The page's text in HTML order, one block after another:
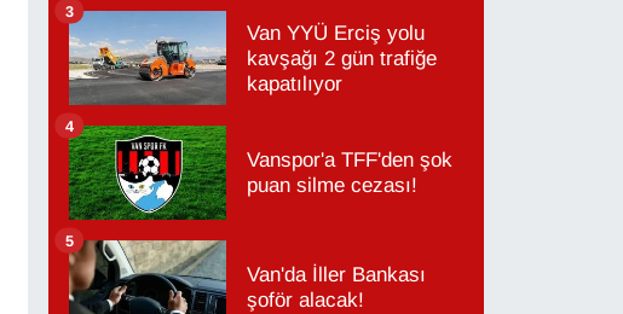
Van YYÜ Erciş yolu
kavşağı 2 gün trafiğe
kapatılıyor
3
Vanspor'a TFF'den şok
puan silme cezası!
4
Van'da İller Bankası
şoför alacak!
5